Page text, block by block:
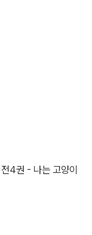
4권 - 나는 고양이